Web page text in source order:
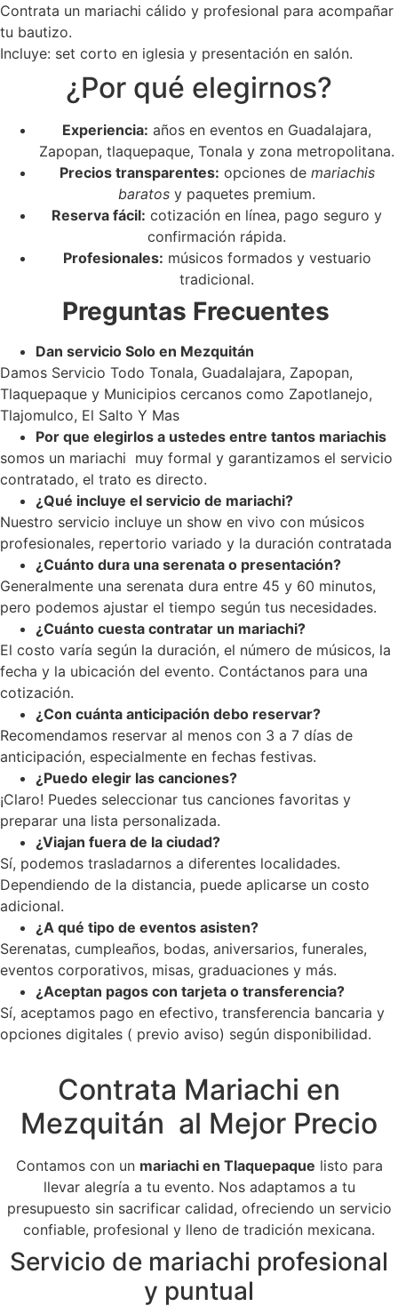
Contrata un mariachi cálido y profesional para acompañar
tu bautizo.
Incluye: set corto en iglesia y presentación en salón.
¿Por qué elegirnos?
Experiencia: años en eventos en Guadalajara,
Zapopan, tlaquepaque, Tonala y zona metropolitana.
Precios transparentes: opciones de mariachis
baratos y paquetes premium.
Reserva fácil: cotización en línea, pago seguro y
confirmación rápida.
Profesionales: músicos formados y vestuario
tradicional.
Preguntas Frecuentes
Dan servicio Solo en Mezquitán
Damos Servicio Todo Tonala, Guadalajara, Zapopan,
Tlaquepaque y Municipios cercanos como Zapotlanejo,
Tlajomulco, El Salto Y Mas
Por que elegirlos a ustedes entre tantos mariachis
somos un mariachi muy formal y garantizamos el servicio
contratado, el trato es directo.
¿Qué incluye el servicio de mariachi?
Nuestro servicio incluye un show en vivo con músicos
profesionales, repertorio variado y la duración contratada
¿Cuánto dura una serenata o presentación?
Generalmente una serenata dura entre 45 y 60 minutos,
pero podemos ajustar el tiempo según tus necesidades.
¿Cuánto cuesta contratar un mariachi?
El costo varía según la duración, el número de músicos, la
fecha y la ubicación del evento. Contáctanos para una
cotización.
¿Con cuánta anticipación debo reservar?
Recomendamos reservar al menos con 3 a 7 días de
anticipación, especialmente en fechas festivas.
¿Puedo elegir las canciones?
¡Claro! Puedes seleccionar tus canciones favoritas y
preparar una lista personalizada.
¿Viajan fuera de la ciudad?
Sí, podemos trasladarnos a diferentes localidades.
Dependiendo de la distancia, puede aplicarse un costo
adicional.
¿A qué tipo de eventos asisten?
Serenatas, cumpleaños, bodas, aniversarios, funerales,
eventos corporativos, misas, graduaciones y más.
¿Aceptan pagos con tarjeta o transferencia?
Sí, aceptamos pago en efectivo, transferencia bancaria y
opciones digitales ( previo aviso) según disponibilidad.
Contrata Mariachi en
Mezquitán al Mejor Precio
Contamos con un mariachi en Tlaquepaque listo para
llevar alegría a tu evento. Nos adaptamos a tu
presupuesto sin sacrificar calidad, ofreciendo un servicio
confiable, profesional y lleno de tradición mexicana.
Servicio de mariachi profesional
y puntual